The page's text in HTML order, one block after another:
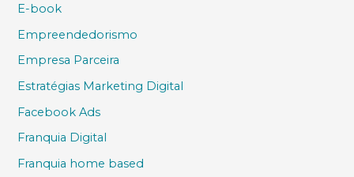
E-book
Empreendedorismo
Empresa Parceira
Estratégias Marketing Digital
Facebook Ads
Franquia Digital
Franquia home based